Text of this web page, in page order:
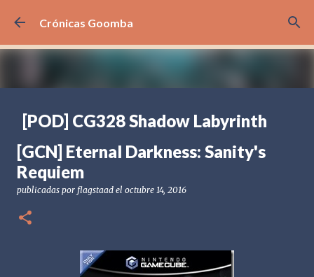
Ir al contenido principal
Crónicas Goomba
[POD] CG328 Shadow Labyrinth
[PS5] PLAYSTATION 5
SHADOW LABYRINTH
[GCN] Eternal Darkness: Sanity's
Requiem
publicadas por flagstaad el octubre 14, 2016